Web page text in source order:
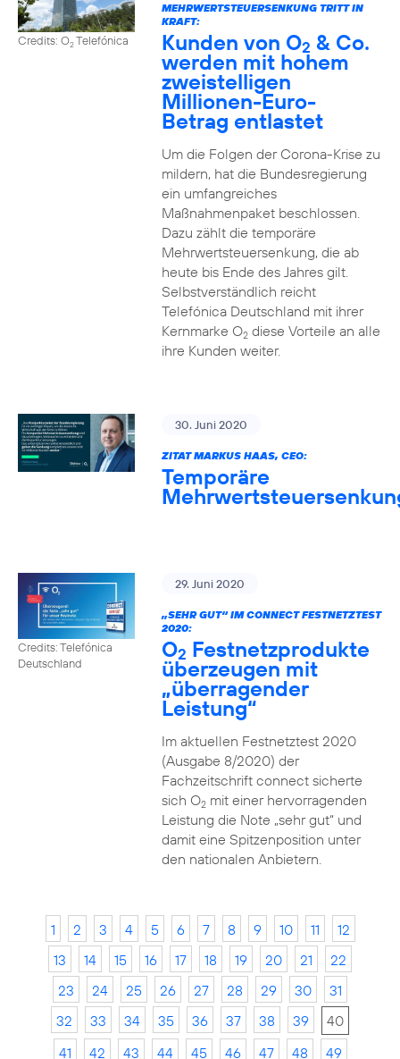
Credits: O2Telefónica
MEHRWERTSTEUERSENKUNG TRITT IN
KRAFT:
Kunden von O2 & Co.
werden mit hohem
zweistelligen
Millionen-Euro-
Betrag entlastet
Um die Folgen der Corona-Krise zu
mildern, hat die Bundesregierung
ein umfangreiches
Maßnahmenpaket beschlossen.
Dazu zählt die temporäre
Mehrwertsteuersenkung, die ab
heute bis Ende des Jahres gilt.
Selbstverständlich reicht
Telefónica Deutschland mit ihrer
Kernmarke O2diese Vorteile an alle
ihre Kunden weiter.
30. Juni 2020
ZITAT MARKUS HAAS, CEO:
Temporäre
Credits: Telefónica
Deutschland
29. Juni 2020
„SEHR GUT“ IM CONNECT FESTNETZTEST
2020:
O2 Festnetzprodukte
überzeugen mit
„überragender
Leistung“
Im aktuellen Festnetztest 2020
(Ausgabe 8/2020) der
Fachzeitschrift connect sicherte
sich O2mit einer hervorragenden
Leistung die Note „sehr gut“ und
damit eine Spitzenposition unter
den nationalen Anbietern.
1 2 3 4 5 6 7 8 9 10 11
12
13
14 15 16 17 18 19 20 21
22
23
24 25 26 27 28 29 30
31
32
33 34 35 36 37 38 39
40
41
42 43 44 45 46 47 48 49